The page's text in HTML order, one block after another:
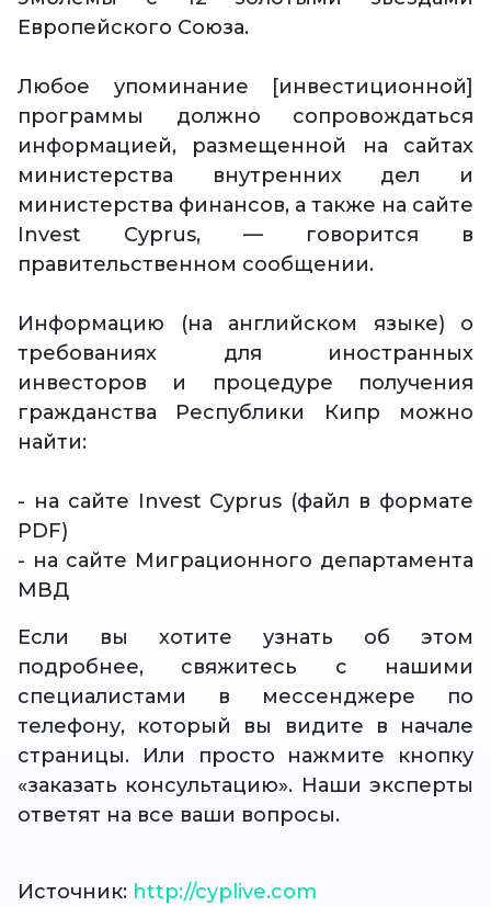
Европейского Союза.
Любое упоминание [инвестиционной]
программы должно сопровождаться
информацией, размещенной на сайтах
министерства внутренних дел и
министерства финансов, а также на сайте
Invest Cyprus, — говорится в
правительственном сообщении.
Информацию (на английском языке) о
требованиях для иностранных
инвесторов и процедуре получения
гражданства Республики Кипр можно
найти:
- на сайте Invest Cyprus (файл в формате
PDF)
- на сайте Миграционного департамента
МВД
Если вы хотите узнать об этом
подробнее, свяжитесь с нашими
специалистами в мессенджере по
телефону, который вы видите в начале
страницы. Или просто нажмите кнопку
«заказать консультацию». Наши эксперты
ответят на все ваши вопросы.
Источник: http://cyplive.com